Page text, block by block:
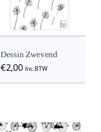
Dessin Zwevend
€2,00 Inc.BTW